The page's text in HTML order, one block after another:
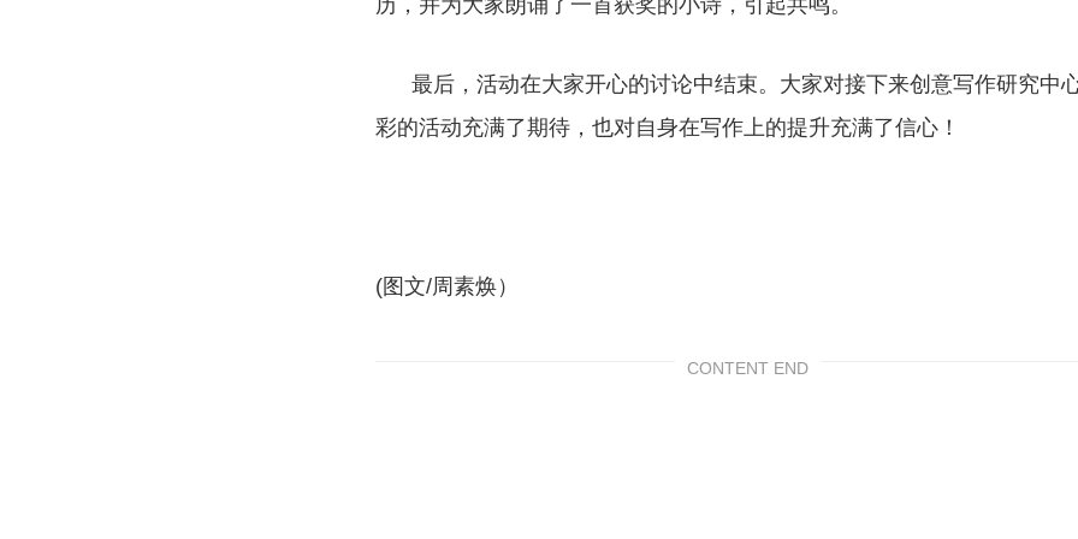
历，并为大家朗诵了一首获奖的小诗，引起共鸣。
最后，活动在大家开心的讨论中结束。大家对接下来创意写作研究中
彩的活动充满了期待，也对自身在写作上的提升充满了信心！
(图文/周素焕）
CONTENT END